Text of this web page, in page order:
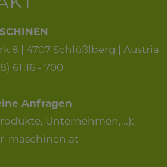
8 | 4707 Schlüßlberg | Austria
61116 - 700
Anfragen
Unternehmen,...):
maschinen.at